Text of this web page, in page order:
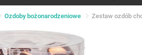
Ozdoby bożonarodzeniowe Zestaw ozdób